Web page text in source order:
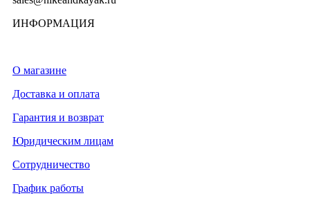
ИНФОРМАЦИЯ
О магазине
Доставка и оплата
Гарантия и возврат
Юридическим лицам
Сотрудничество
График работы